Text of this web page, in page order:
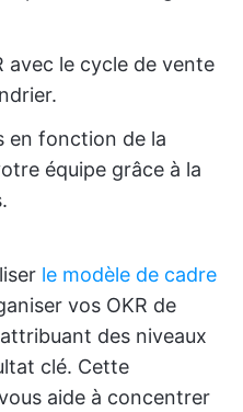
avec le cycle de vente
en fonction de la
équipe grâce à la
le modèle de cadre
vos OKR de
des niveaux
clé. Cette
aide à concentrer